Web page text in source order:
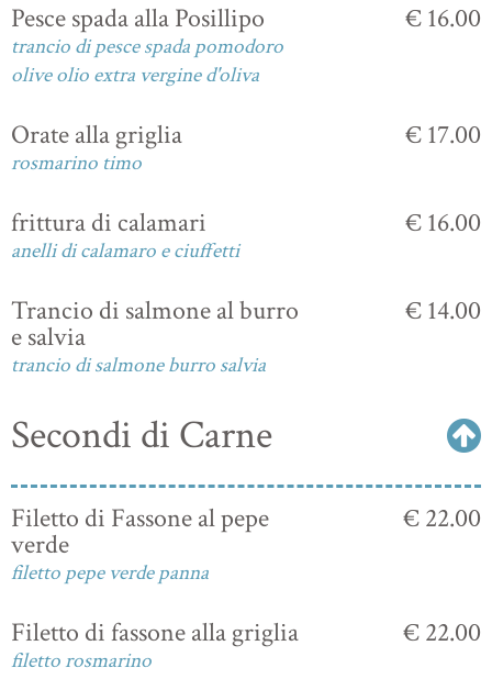
Pesce spada alla Posillipo
trancio di pesce spada pomodoro
olive olio extra vergine d'oliva
€ 16.00
Orate alla griglia
rosmarino timo
€ 17.00
frittura di calamari
anelli di calamaro e ciuffetti
€ 16.00
Trancio di salmone al burro
e salvia
trancio di salmone burro salvia
€ 14.00
Secondi di Carne
Filetto di Fassone al pepe
verde
filetto pepe verde panna
€ 22.00
Filetto di fassone alla griglia
filetto rosmarino
€ 22.00